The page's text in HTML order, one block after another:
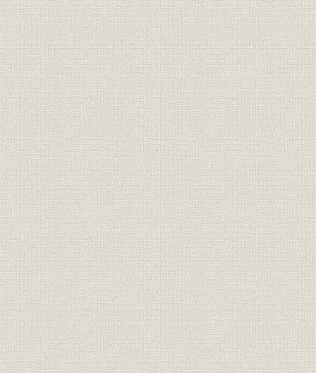
第9章 JCO臨界事故
第1節 事故前のJCO
第2節 臨界事故の発生
第3節 事故発生直後の状況と対応
第4節 その後の事故対応
第5節 事故の原因
第6節 事故の反省を踏まえた取り組み
第10章 信頼回復と戦略経営の推進(2000~2003年)
第1節 企業再生計画
第2節 ITバブルとその崩壊
第3節 2001年中期経営計画
第4節 資源部門
第5節 金属部門